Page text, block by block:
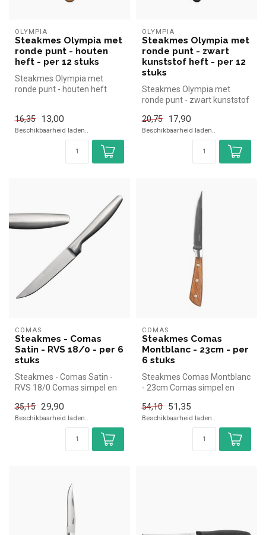
OLYMPIA
Steakmes Olympia met
ronde punt - houten
heft - per 12 stuks
Steakmes Olympia met
ronde punt - houten heft
16,35
13,00
Beschikbaarheid laden..
OLYMPIA
Steakmes Olympia met
ronde punt - zwart
kunststof heft - per 12
stuks
Steakmes Olympia met
ronde punt - zwart kunststof
ko...
20,75 17,90
Beschikbaarheid laden..
COMAS
Steakmes - Comas
Satin - RVS 18/0 - per 6
stuks
Steakmes - Comas Satin -
RVS 18/0 Comas simpel en
...
35,15 29,90
Beschikbaarheid laden..
COMAS
Steakmes Comas
Montblanc - 23cm - per
6 stuks
Steakmes Comas Montblanc
- 23cm Comas simpel en
O...
54,10 51,35
Beschikbaarheid laden..